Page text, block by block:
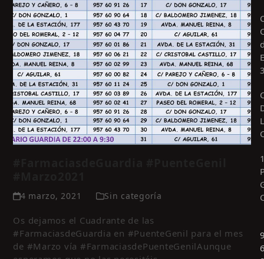
4 marzo, 2021 Sin categoría
Os dejamos el Cuadrante de las
#FarmaciasdeGuardia en #PuenteGenil para el mes
de #Marzo vía #FarmaciasdePuenteGenilAunque